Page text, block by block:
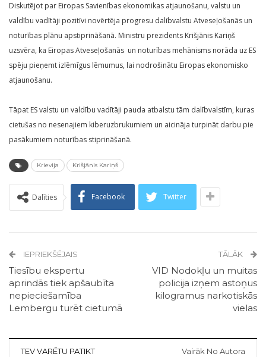
Diskutējot par Eiropas Savienības ekonomikas atjaunošanu, valstu un
valdību vadītāji pozitīvi novērtēja progresu dalībvalstu Atveseļošanās un
noturības plānu apstiprināšanā. Ministru prezidents Krišjānis Kariņš
uzsvēra, ka Eiropas Atveseļošanās un noturības mehānisms norāda uz ES
spēju pieņemt izlēmīgus lēmumus, lai nodrošinātu Eiropas ekonomisko
atjaunošanu.
Tāpat ES valstu un valdību vadītāji pauda atbalstu tām dalībvalstīm, kuras
cietušas no nesenajiem kiberuzbrukumiem un aicināja turpināt darbu pie
pasākumiem noturības stiprināšanā.
Krievija Krišjānis Kariņš
Dalīties Facebook Twitter
IEPRIEKŠĒJAIS
Tiesību ekspertu
aprindās tiek apšaubīta
nepieciešamība
Lembergu turēt cietumā
TĀLĀK
VID Nodokļu un muitas
policija izņem astoņus
kilogramus narkotiskās
vielas
TEV VARĒTU PATIKT Vairāk No Autora